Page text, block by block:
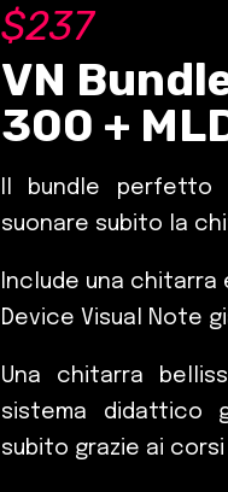
$237
VN
300 +
Il bundle
suonare subito la
Include una chitarra
Device Visual Note
Una chitarra
sistema didattico
subito grazie ai